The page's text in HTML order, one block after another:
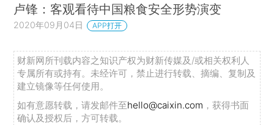
卢锋：客观看待中国粮食安全形势演变
2020年09月04日 APP打开
财新网所刊载内容之知识产权为财新传媒及/或相关权利人
专属所有或持有。未经许可，禁止进行转载、摘编、复制及
建立镜像等任何使用。
如有意愿转载，请发邮件至hello@caixin.com ，获得书面
确认及授权后，方可转载。